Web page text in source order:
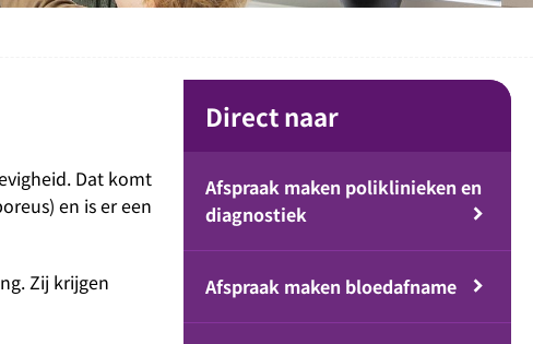
Dat komt
en is er een
Zij krijgen
Direct naar
Afspraak maken poliklinieken en
diagnostiek
Afspraak maken bloedafname